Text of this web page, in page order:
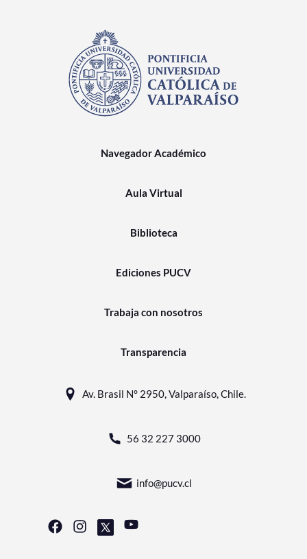
Navegador Académico
Aula Virtual
Biblioteca
Ediciones PUCV
Trabaja con nosotros
Transparencia
Av. Brasil N° 2950, Valparaíso, Chile.
56 32 227 3000
info@pucv.cl